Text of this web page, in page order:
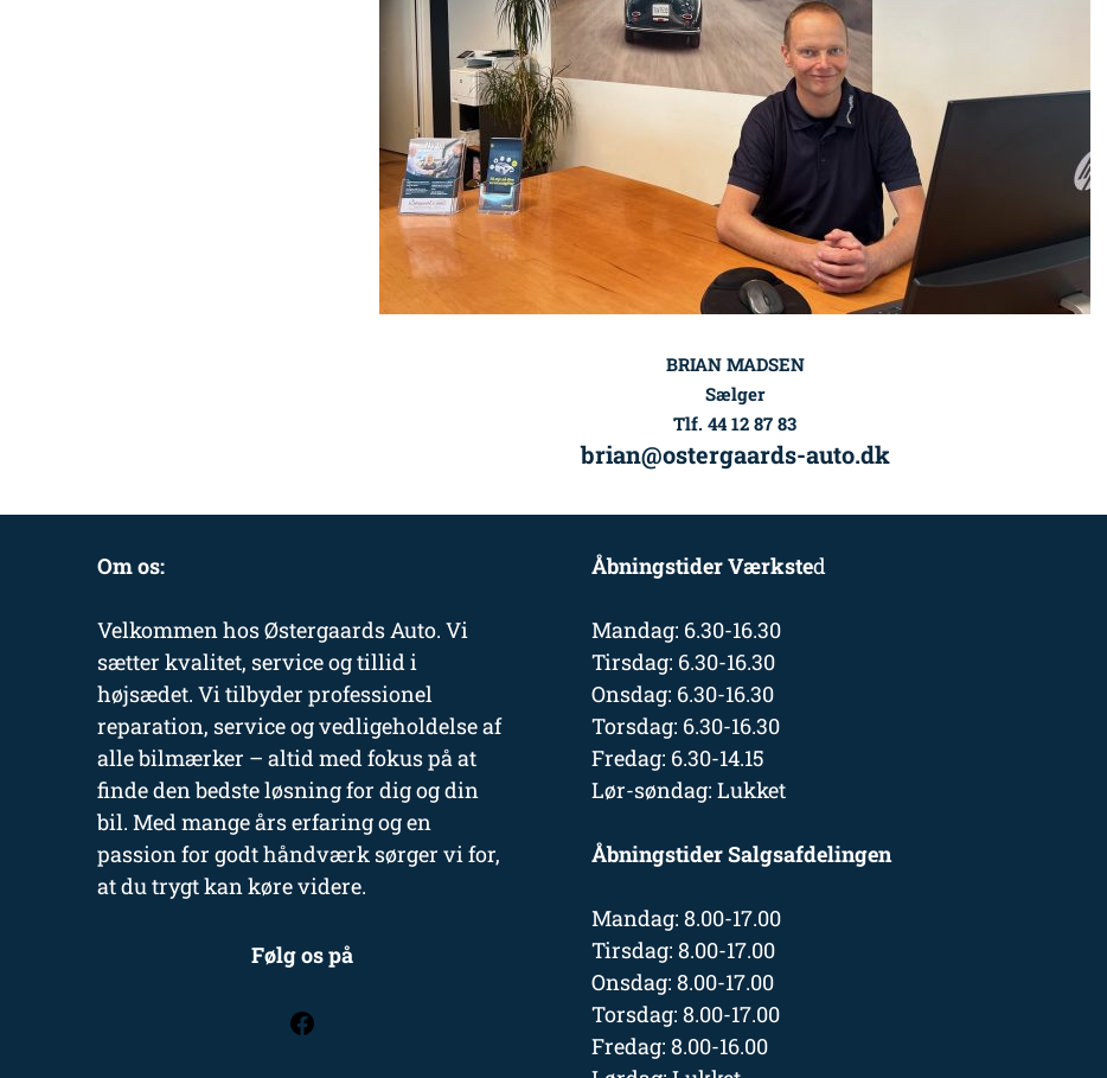
BRIAN MADSEN
Sælger
Tlf. 44 12 87 83
brian@ostergaards-auto.dk
Om os:
Velkommen hos Østergaards Auto. Vi
sætter kvalitet, service og tillid i
højsædet. Vi tilbyder professionel
reparation, service og vedligeholdelse af
alle bilmærker – altid med fokus på at
finde den bedste løsning for dig og din
bil. Med mange års erfaring og en
passion for godt håndværk sørger vi for,
at du trygt kan køre videre.
Følg os på
Åbningstider Værksted
Mandag: 6.30-16.30
Tirsdag: 6.30-16.30
Onsdag: 6.30-16.30
Torsdag: 6.30-16.30
Fredag: 6.30-14.15
Lør-søndag: Lukket
Åbningstider Salgsafdelingen
Mandag: 8.00-17.00
Tirsdag: 8.00-17.00
Onsdag: 8.00-17.00
Torsdag: 8.00-17.00
Fredag: 8.00-16.00